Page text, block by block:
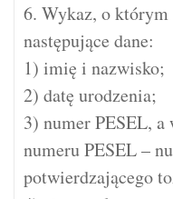
6. Wykaz, o
następujące dane:
1) imię i nazwisko;
2) datę urodzenia;
3) numer PESEL,
numeru PESEL –
potwierdzającego